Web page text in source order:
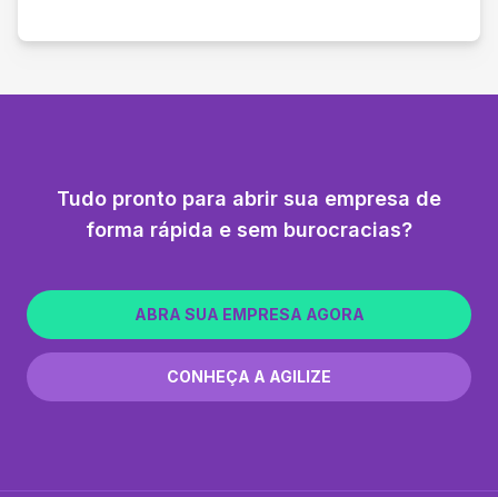
Tudo pronto para abrir sua empresa de
forma rápida e sem burocracias?
ABRA SUA EMPRESA AGORA
CONHEÇA A AGILIZE